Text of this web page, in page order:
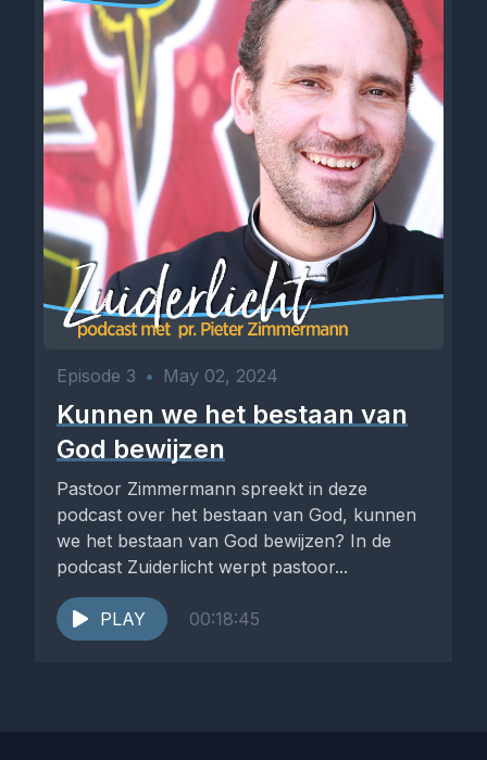
Episode 3 • May 02, 2024
Kunnen we het bestaan van
God bewijzen
Pastoor Zimmermann spreekt in deze
podcast over het bestaan van God, kunnen
we het bestaan van God bewijzen? In de
podcast Zuiderlicht werpt pastoor...
PLAY 00:18:45